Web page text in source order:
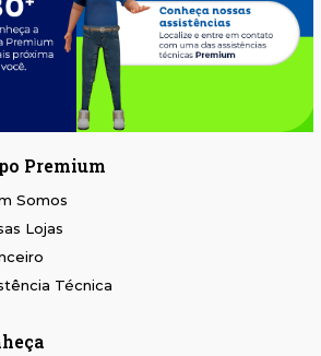
Premium
Somos
Lojas
Técnica